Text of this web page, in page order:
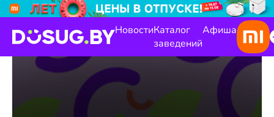
НовостиКаталог
заведений
Афиша